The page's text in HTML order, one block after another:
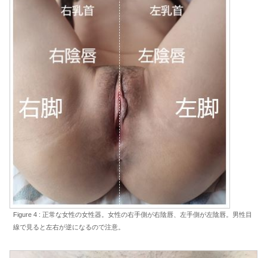
Figure 4 : 正常な女性の女性器。女性の右手側が右陰唇、左手側が左陰唇。男性目
線で見ると左右が逆になるので注意。